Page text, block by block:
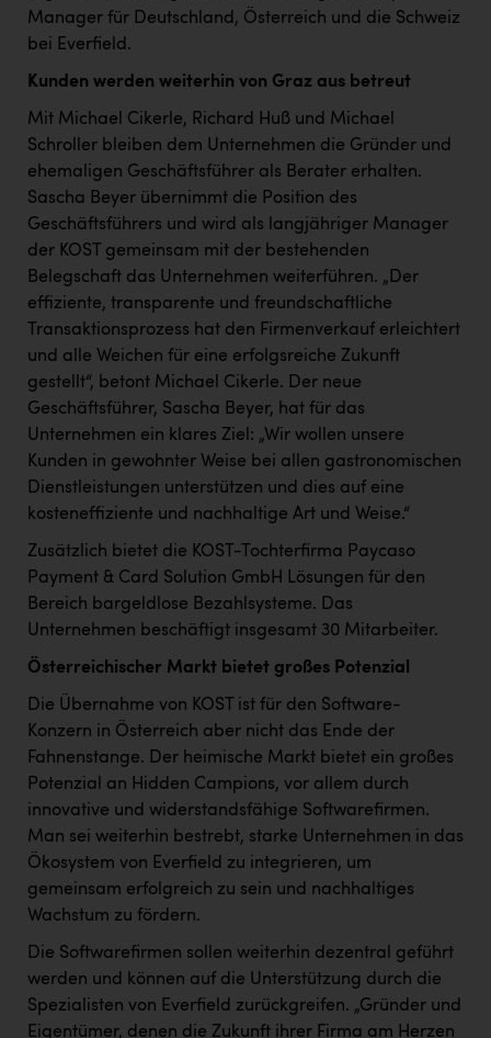
Smurfit Westrock Nettingsdorf
TRAILOMAT & Cycling Austria
VERITAS
Vier Diamanten
Vorlagenportal
Wir besiegen Krebs
Wirtschaftskammer OÖ
ZGONC
ZULuft - Zukunft Luft Austria
z.l.ö.
Österreichisches Hebammengremium
Wirtschaftskammer OÖ Energiehandel
Dopgas
kunden basics
Manager für Deutschland, Österreich und die Schweiz
bei Everfield.
Kunden werden weiterhin von Graz aus betreut
Mit Michael Cikerle, Richard Huß und Michael
Schroller bleiben dem Unternehmen die Gründer und
ehemaligen Geschäftsführer als Berater erhalten.
Sascha Beyer übernimmt die Position des
Geschäftsführers und wird als langjähriger Manager
der KOST gemeinsam mit der bestehenden
Belegschaft das Unternehmen weiterführen. „Der
effiziente, transparente und freundschaftliche
Transaktionsprozess hat den Firmenverkauf erleichtert
und alle Weichen für eine erfolgsreiche Zukunft
gestellt“, betont Michael Cikerle. Der neue
Geschäftsführer, Sascha Beyer, hat für das
Unternehmen ein klares Ziel: „Wir wollen unsere
Kunden in gewohnter Weise bei allen gastronomischen
Dienstleistungen unterstützen und dies auf eine
kosteneffiziente und nachhaltige Art und Weise.“
Zusätzlich bietet die KOST-Tochterfirma Paycaso
Payment & Card Solution GmbH Lösungen für den
Bereich bargeldlose Bezahlsysteme. Das
Unternehmen beschäftigt insgesamt 30 Mitarbeiter.
Österreichischer Markt bietet großes Potenzial
Die Übernahme von KOST ist für den Software-
Konzern in Österreich aber nicht das Ende der
Fahnenstange. Der heimische Markt bietet ein großes
Potenzial an Hidden Campions, vor allem durch
innovative und widerstandsfähige Softwarefirmen.
Man sei weiterhin bestrebt, starke Unternehmen in das
Ökosystem von Everfield zu integrieren, um
gemeinsam erfolgreich zu sein und nachhaltiges
Wachstum zu fördern.
Die Softwarefirmen sollen weiterhin dezentral geführt
werden und können auf die Unterstützung durch die
Spezialisten von Everfield zurückgreifen. „Gründer und
Eigentümer, denen die Zukunft ihrer Firma am Herzen